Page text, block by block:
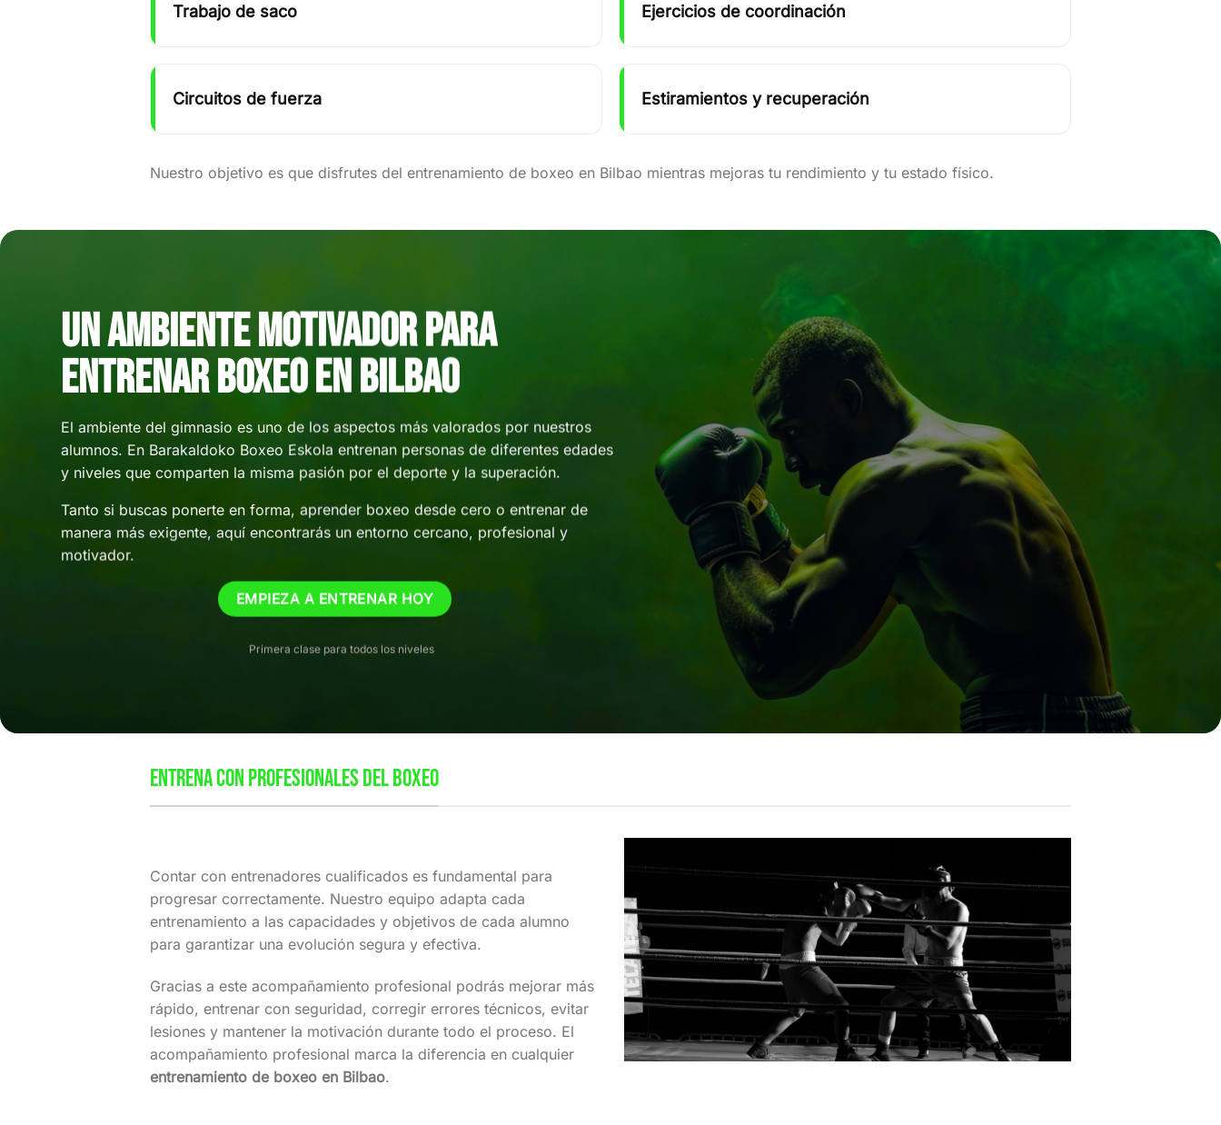
Trabajo de saco Ejercicios de coordinación
Circuitos de fuerza Estiramientos y recuperación
Nuestro objetivo es que disfrutes del entrenamiento de boxeo en Bilbao mientras mejoras tu rendimiento y tu estado físico.
Un ambiente motivador para
entrenar boxeo en Bilbao
El ambiente del gimnasio es uno de los aspectos más valorados por nuestros
alumnos. En Barakaldoko Boxeo Eskola entrenan personas de diferentes edades
y niveles que comparten la misma pasión por el deporte y la superación.
Tanto si buscas ponerte en forma, aprender boxeo desde cero o entrenar de
manera más exigente, aquí encontrarás un entorno cercano, profesional y
motivador.
EMPIEZA A ENTRENAR HOY
Primera clase para todos los niveles
ENTRENA CON PROFESIONALES DEL BOXEO
Contar con entrenadores cualificados es fundamental para
progresar correctamente. Nuestro equipo adapta cada
entrenamiento a las capacidades y objetivos de cada alumno
para garantizar una evolución segura y efectiva.
Gracias a este acompañamiento profesional podrás mejorar más
rápido, entrenar con seguridad, corregir errores técnicos, evitar
lesiones y mantener la motivación durante todo el proceso. El
acompañamiento profesional marca la diferencia en cualquier
entrenamiento de boxeo en Bilbao.